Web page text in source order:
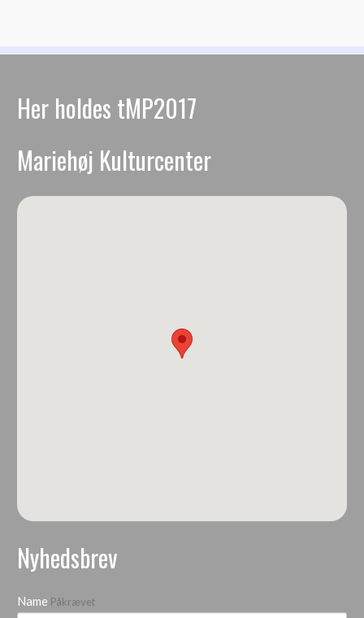
Her holdes tMP2017
Mariehøj Kulturcenter
Nyhedsbrev
Name Påkrævet